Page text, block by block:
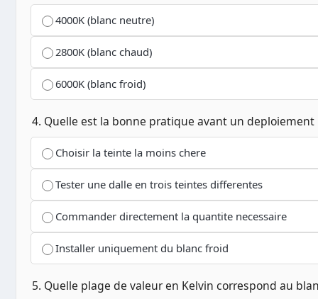
4000K (blanc neutre)
2800K (blanc chaud)
6000K (blanc froid)
4. Quelle est la bonne pratique avant un deploiement
Choisir la teinte la moins chere
Tester une dalle en trois teintes differentes
Commander directement la quantite necessaire
Installer uniquement du blanc froid
5. Quelle plage de valeur en Kelvin correspond au